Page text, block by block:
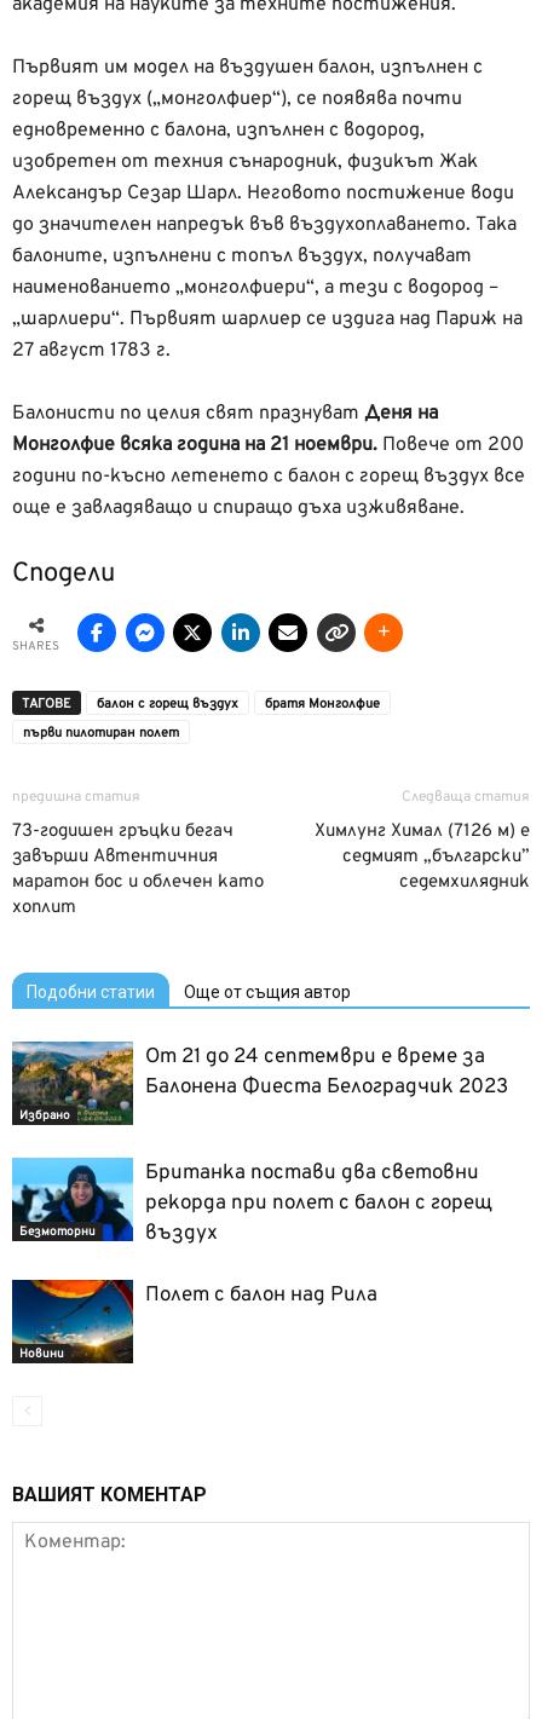
Първият им модел на въздушен балон, изпълнен с
горещ въздух („монголфиер“), се появява почти
едновременно с балона, изпълнен с водород,
изобретен от техния сънародник, физикът Жак
Александър Сезар Шарл. Неговото постижение води
до значителен напредък във въздухоплаването. Така
балоните, изпълнени с топъл въздух, получават
наименованието „монголфиери“, а тези с водород –
„шарлиери“. Първият шарлиер се издига над Париж на
27 август 1783 г.
Балонисти по целия свят празнуват Деня на
Монголфие всяка година на 21 ноември. Повече от 200
години по-късно летенето с балон с горещ въздух все
още е завладяващо и спиращо дъха изживяване.
Сподели
SHARES
ТАГОВЕ балон с горещ въздух
братя Монголфие
първи пилотиран полет
предишна статия
73-годишен гръцки бегач
завърши Автентичния
маратон бос и облечен като
хоплит
Следваща статия
Химлунг Химал (7126 м) e
седмият „български”
седемхилядник
Подобни статии Още от същия автор
Избрано
От 21 до 24 септември е време за
Балонена Фиеста Белоградчик 2023
Безмоторни
Британка постави два световни
рекорда при полет с балон с горещ
въздух
Новини
Полет с балон над Рила
ВАШИЯТ КОМЕНТАР